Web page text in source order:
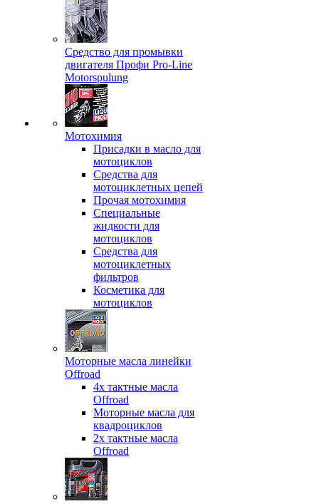
Средство для промывки
двигателя Профи Pro-Line
Motorspulung
Мотохимия
Присадки в масло для
мотоциклов
Средства для
мотоциклетных цепей
Прочая мотохимия
Специальные
жидкости для
мотоциклов
Средства для
мотоциклетных
фильтров
Косметика для
мотоциклов
Моторные масла линейки
Offroad
4х тактные масла
Offroad
Моторные масла для
квадроциклов
2х тактные масла
Offroad